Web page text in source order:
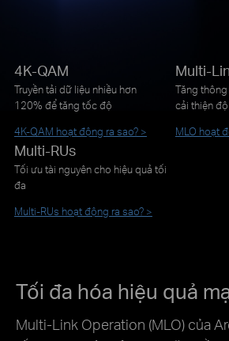
4K-QAM
Truyền tải dữ liệu nhiều hơn
120% để tăng tốc độ
4K-QAM hoạt động ra sao? >
Multi-
Tăng
cải thiện
MLO hoạt
Multi-RUs
Tối ưu tài nguyên cho hiệu quả tối
đa
Multi-RUs hoạt động ra sao? >
Tối đa hóa hiệu quả
Multi-Link Operation (MLO) của